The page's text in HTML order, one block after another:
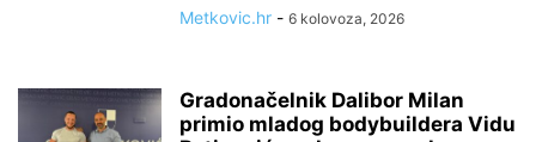
Metkovic.hr - 6 kolovoza, 2026
Gradonačelnik Dalibor Milan
primio mladog bodybuildera Vidu